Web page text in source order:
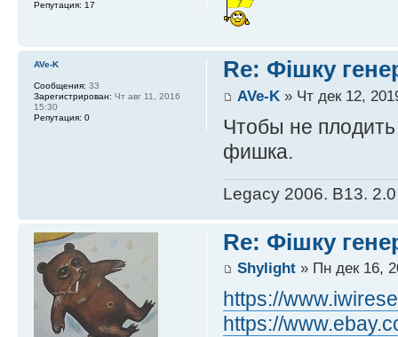
Репутация: 17
Re: Фішку
AVe-K» Чт дек 12,
Чтобы не
фишка.
Legacy 2006. В13.
AVe-K
Сообщения: 33
Зарегистрирован: Чт авг 11, 2016
15:30
Репутация: 0
Re: Фішку
Shylight» Пн дек 16,
https://
https://